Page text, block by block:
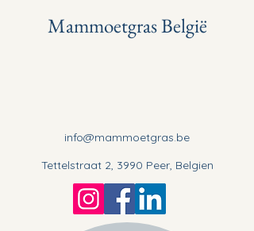
Mammoetgras België
info@mammoetgras.be
Tettelstraat 2, 3990 Peer, Belgien